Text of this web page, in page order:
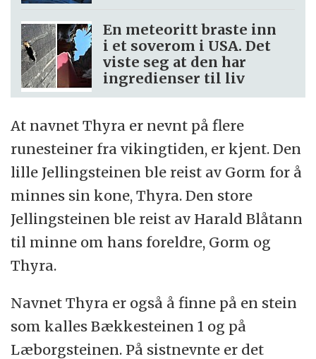
En meteoritt braste inn
i et soverom i USA. Det
viste seg at den har
ingredienser til liv
At navnet Thyra er nevnt på flere
runesteiner fra vikingtiden, er kjent. Den
lille Jellingsteinen ble reist av Gorm for å
minnes sin kone, Thyra. Den store
Jellingsteinen ble reist av Harald Blåtann
til minne om hans foreldre, Gorm og
Thyra.
Navnet Thyra er også å finne på en stein
som kalles Bækkesteinen 1 og på
Læborgsteinen. På sistnevnte er det